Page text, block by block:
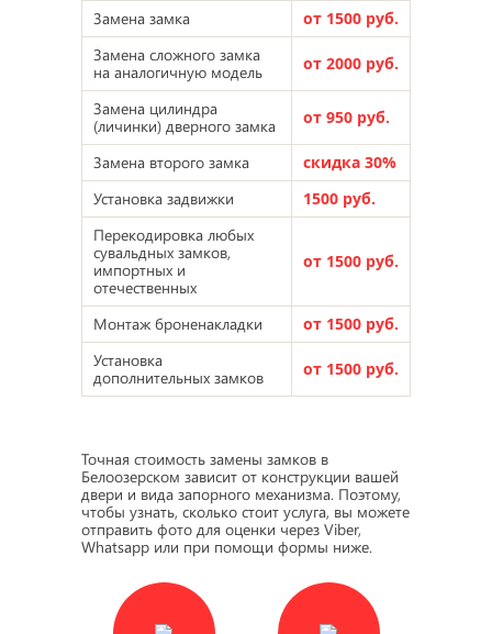
Замена замка
от 1500 руб.
Замена сложного замка
на аналогичную модель
от 2000 руб.
Замена цилиндра
(личинки) дверного замка
от 950 руб.
Замена второго замка
скидка 30%
Установка задвижки
1500 руб.
Перекодировка любых
сувальдных замков,
импортных и
отечественных
от 1500 руб.
Монтаж броненакладки
от 1500 руб.
Установка
дополнительных замков
от 1500 руб.
Точная стоимость замены замков в
Белоозерском зависит от конструкции вашей
двери и вида запорного механизма. Поэтому,
чтобы узнать, сколько стоит услуга, вы можете
отправить фото для оценки через Viber,
Whatsapp или при помощи формы ниже.